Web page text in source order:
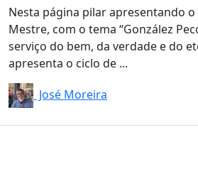
Nesta página pilar apresentando o
Mestre, com o tema “González
serviço do bem, da verdade e do
apresenta o ciclo de ...
José Moreira